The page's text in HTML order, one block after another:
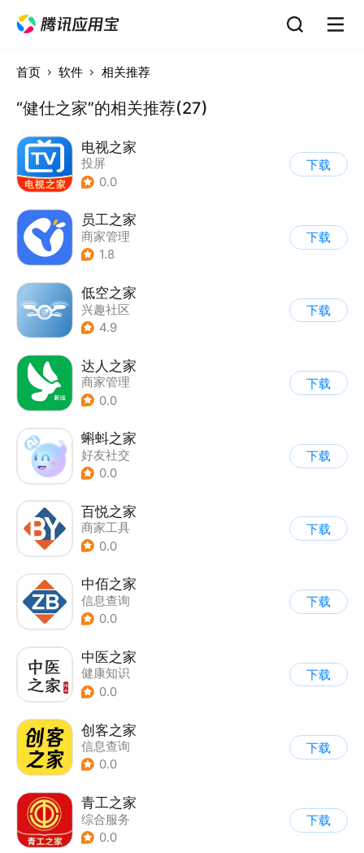
首页 软件 相关推荐
“健仕之家”的相关推荐(27)
电视之家
投屏
0.0
下载
员工之家
商家管理
1.8
下载
低空之家
兴趣社区
4.9
下载
达人之家
商家管理
0.0
下载
蝌蚪之家
好友社交
0.0
下载
百悦之家
商家工具
0.0
下载
中佰之家
信息查询
0.0
下载
中医之家
健康知识
0.0
下载
创客之家
信息查询
0.0
下载
青工之家
综合服务
0.0
下载